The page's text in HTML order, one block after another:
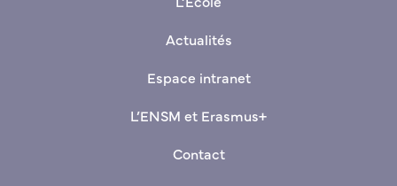
Actualités
Espace intranet
L’ENSM et Erasmus+
Contact